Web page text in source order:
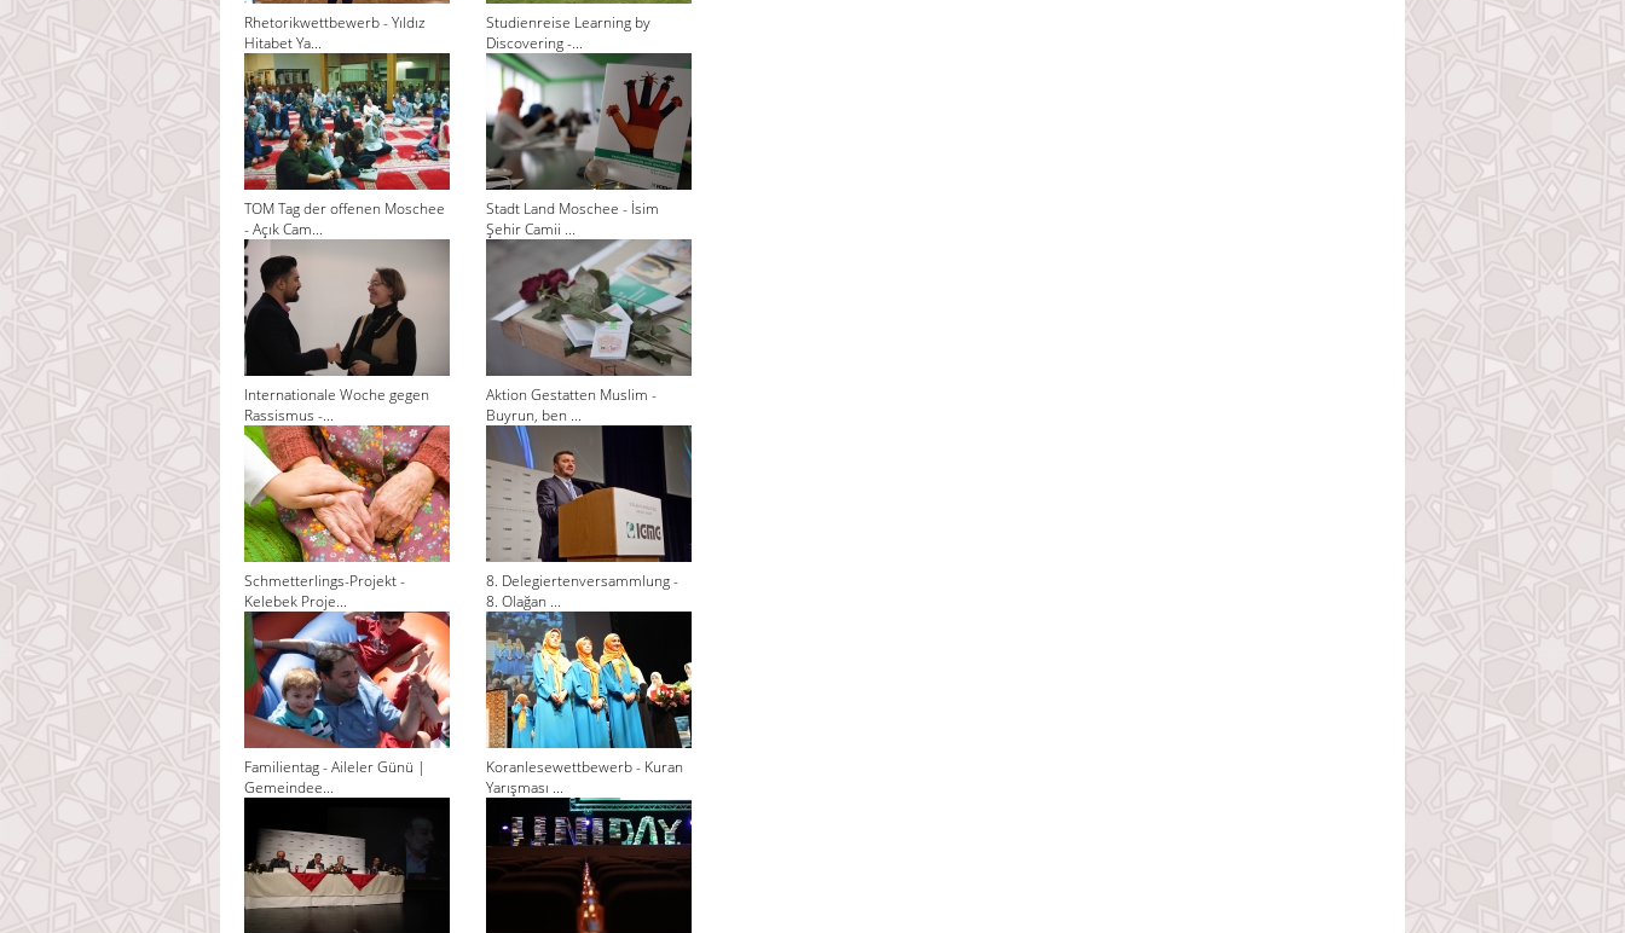
Rhetorikwettbewerb - Yıldız
Hitabet Ya...
Studienreise Learning by
Discovering -...
TOM Tag der offenen Moschee
- Açık Cam...
Stadt Land Moschee - İsim
Şehir Camii ...
Internationale Woche gegen
Rassismus -...
Aktion Gestatten Muslim -
Buyrun, ben ...
Schmetterlings-Projekt -
Kelebek Proje...
8. Delegiertenversammlung -
8. Olağan ...
Familientag - Aileler Günü |
Gemeindee...
Koranlesewettbewerb - Kuran
Yarışması ...